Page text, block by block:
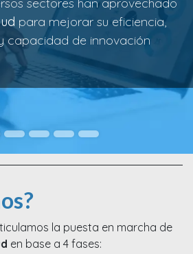
para mejorar su eficiencia,
capacidad de innovación
la puesta en marcha de
en base a 4 fases: